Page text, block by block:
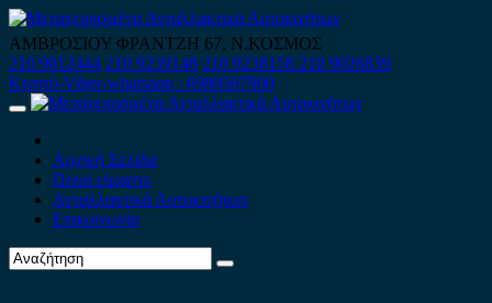
Skip
to
content
ΑΜΒΡΟΣΙΟΥ ΦΡΑΝΤΖΗ 67, Ν.ΚΟΣΜΟΣ
210 9012444 210 9239148 210 9238158 210 9026839
Κινητό-Viber-whatsapp : 6980507900
Primary
Αρχική Σελίδα
Ποιοί είμαστε
Ανταλλακτικά Αυτοκινήτων
Επικοινωνία